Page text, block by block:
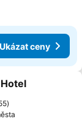
Ukázat ceny
oblíbených